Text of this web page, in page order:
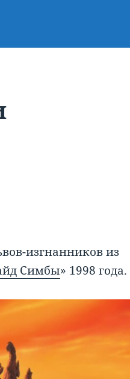
изгнанников из
Симбы» 1998 года.